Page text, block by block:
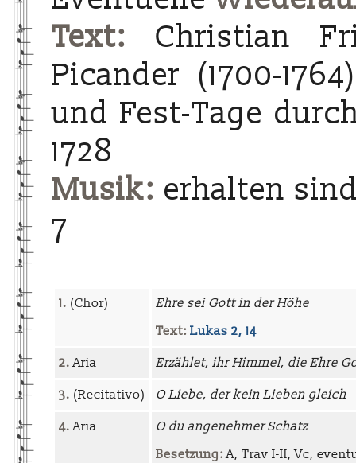
Text: Christian
Picander (1700-
und Fest-Tage
1728
Musik: erhalten
7
1. (Chor)
Ehre sei Gott in der Höhe
Text: Lukas 2, 14
2.Aria
Erzählet, ihr Himmel, die Ehre
3. (Recitativo)
O Liebe, der kein Lieben gleich
4.Aria
O du angenehmer Schatz
Besetzung:A, Trav I-II, Vc,